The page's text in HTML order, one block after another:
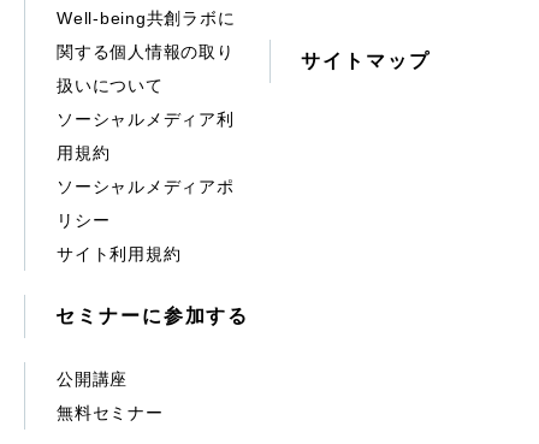
Well-being共創ラボに
関する個人情報の取り
扱いについて
ソーシャルメディア利
用規約
ソーシャルメディアポ
リシー
サイト利用規約
サイトマップ
セミナーに参加する
公開講座
無料セミナー